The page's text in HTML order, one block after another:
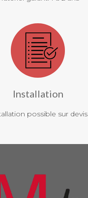
Installation
possible sur devis